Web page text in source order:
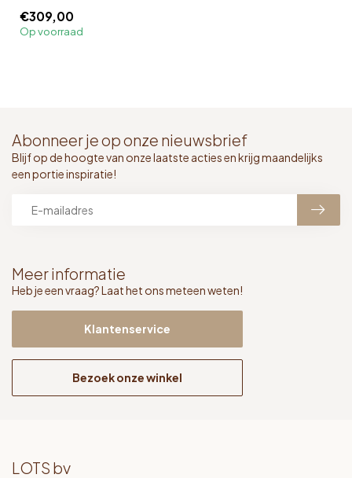
€309,00
Op voorraad
Meer informatie
Heb je een vraag? Laat het ons meteen weten!
Klantenservice
Bezoek onze winkel
Abonneer je op onze nieuwsbrief
Blijf op de hoogte van onze laatste acties en krijg maandelijks
een portie inspiratie!
LOTS bv